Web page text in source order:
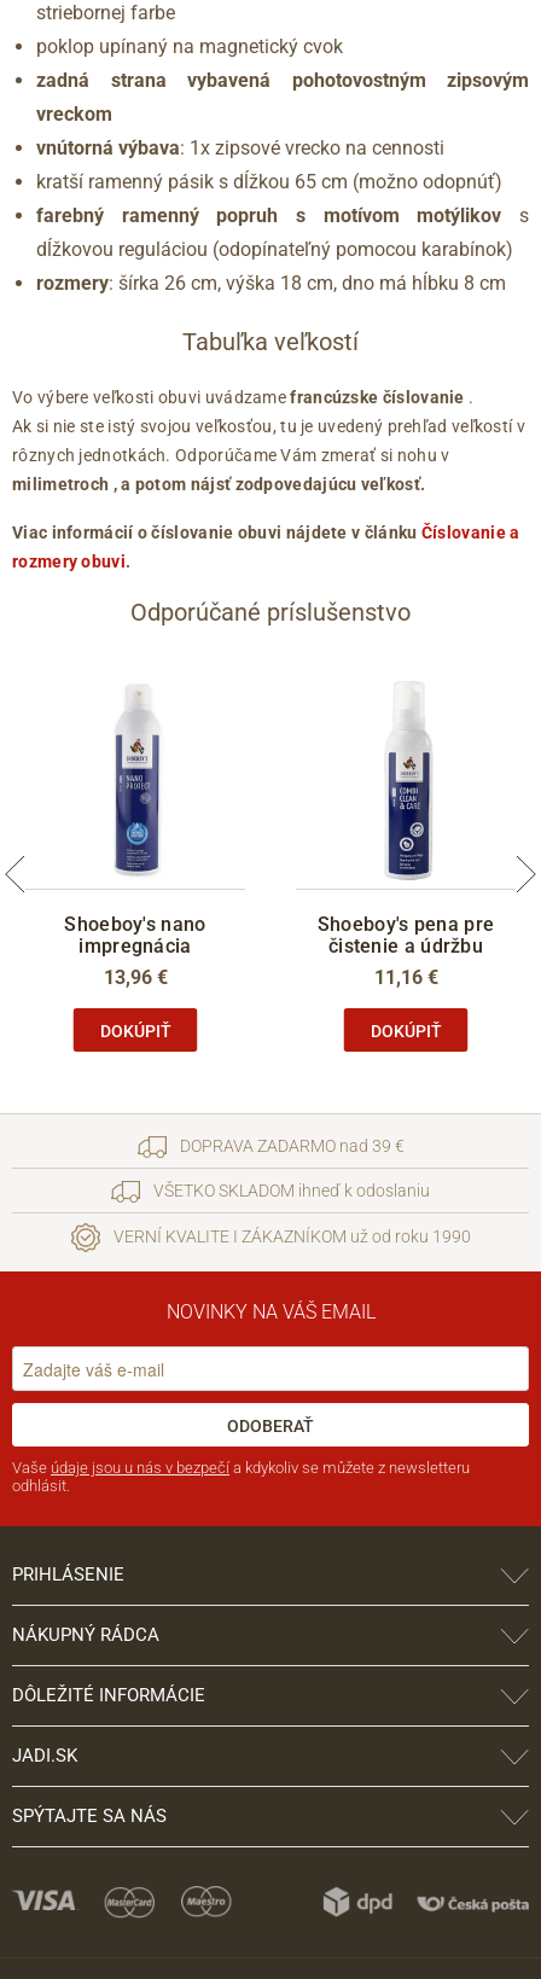
striebornej farbe
poklop upínaný na magnetický cvok
zadná strana vybavená pohotovostným zipsovým
vreckom
vnútorná výbava: 1x zipsové vrecko na cennosti
kratší ramenný pásik s dĺžkou 65 cm (možno odopnúť)
farebný ramenný popruh s motívom motýlikov s
dĺžkovou reguláciou (odopínateľný pomocou karabínok)
rozmery: šírka 26 cm, výška 18 cm, dno má hĺbku 8 cm
Tabuľka veľkostí
Vo výbere veľkosti obuvi uvádzamefrancúzske číslovanie .
Ak si nie ste istý svojou veľkosťou, tu je uvedený prehľad veľkostí v
rôznych jednotkách. Odporúčame Vám zmerať si nohu v
milimetroch , a potom nájsť zodpovedajúcu veľkosť.
Viac informácií o číslovanie obuvi nájdete v článku Číslovanie a
rozmery obuvi.
Odporúčané príslušenstvo
Shoeboy's nano
impregnácia
13,96 €
DOKÚPIŤ
Shoeboy's pena pre
čistenie a údržbu
11,16 €
DOKÚPIŤ
DOPRAVA ZADARMO nad 39 €
VŠETKO SKLADOM ihneď k odoslaniu
VERNÍ KVALITE I ZÁKAZNÍKOM už od roku 1990
NOVINKY NA VÁŠ EMAIL
ODOBERAŤ
Vaše údaje jsou u nás v bezpečí a kdykoliv se můžete z newsletteru
odhlásit.
PRIHLÁSENIE
NÁKUPNÝ RÁDCA
DÔLEŽITÉ INFORMÁCIE
JADI.SK
SPÝTAJTE SA NÁS